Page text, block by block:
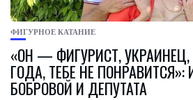
ФИГУРНОЕ КАТАНИЕ
«ОН — ФИГУРИСТ,
ГОДА, ТЕБЕ НЕ
БОБРОВОЙ И ДЕПУТАТА